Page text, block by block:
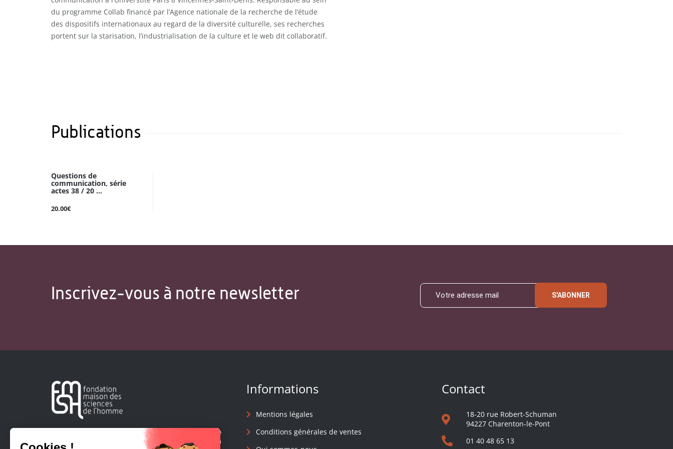
du programme Collab financé par l’Agence nationale de la recherche de l’étude
des dispositifs internationaux au regard de la diversité culturelle, ses recherches
portent sur la starisation, l’industrialisation de la culture et le web dit collaboratif.
Publications
Questions de
communication, série
actes 38 / 20 ...
20.00€
Inscrivez-vous à notre newsletter S'ABONNER
Créée en 1963, la Fondation Maison Sciences de l'Homme
soutient la recherche et la diffusion des connaissances en
Informations
Mentions légales
Conditions générales de ventes
Contact
18-20 rue Robert-Schuman
94227 Charenton-le-Pont
01 40 48 65 13